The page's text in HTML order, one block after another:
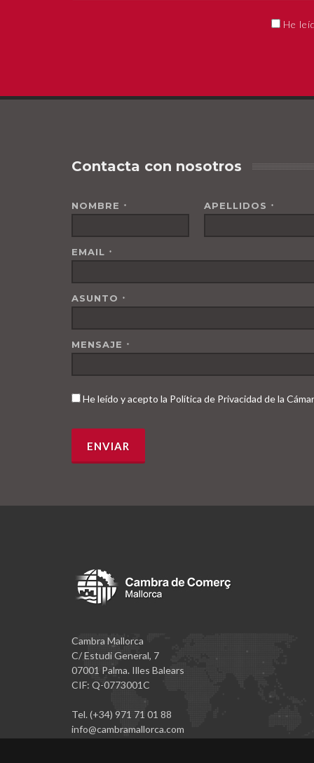
He
Contacta con nosotros
NOMBRE * APELLIDOS *
EMAIL *
ASUNTO *
MENSAJE *
He leído y acepto la Política de Privacidad de la
Cambra Mallorca
C/ Estudi General, 7
07001 Palma. Illes Balears
CIF: Q-0773001C
Tel. (+34) 971 71 01 88
info@cambramallorca.com